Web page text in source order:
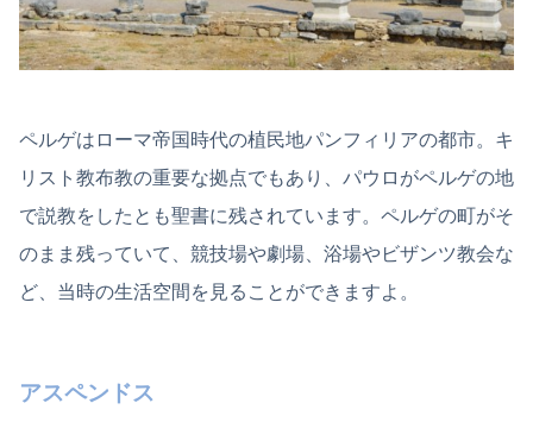
ペルゲはローマ帝国時代の植民地パンフィリアの都市。キ
リスト教布教の重要な拠点でもあり、パウロがペルゲの地
で説教をしたとも聖書に残されています。ペルゲの町がそ
のまま残っていて、競技場や劇場、浴場やビザンツ教会な
ど、当時の生活空間を見ることができますよ。
アスペンドス